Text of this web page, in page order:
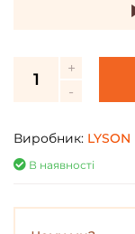
Виробник: LYSON
В наявності